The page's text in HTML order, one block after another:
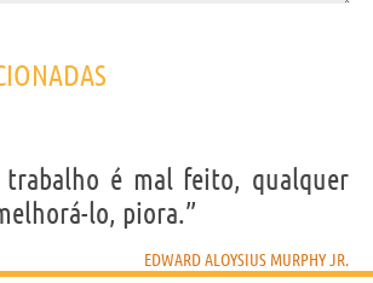
trabalho é mal feito, qualquer
lo, piora.”
EDWARD ALOYSIUS MURPHY JR.